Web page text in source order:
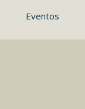
Eventos